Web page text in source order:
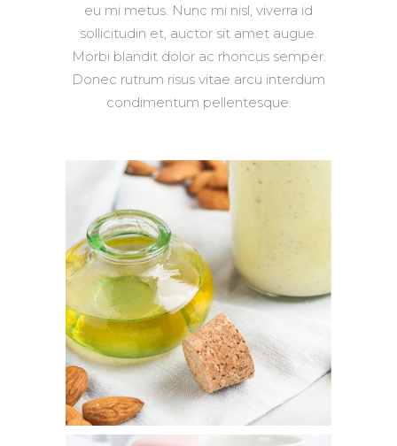
eu mi metus. Nunc mi nisl, viverra id
sollicitudin et, auctor sit amet augue.
Morbi blandit dolor ac rhoncus semper.
Donec rutrum risus vitae arcu interdum
condimentum pellentesque.